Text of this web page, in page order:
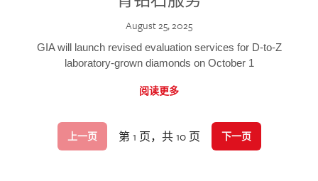
August 25, 2025
GIA will launch revised evaluation services for D-to-Z
laboratory-grown diamonds on October 1
阅读更多
上一页 第 1 页，共 10 页 下一页